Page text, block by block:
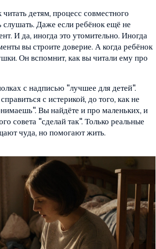
читать детям, процесс совместного
слушать. Даже если ребёнок ещё не
И да, иногда это утомительно. Иногда
вы строите доверие. А когда ребёнок
Он вспомнит, как вы читали ему про
с надписью "лучшее для детей".
с истерикой, до того, как не
Вы найдёте и про маленьких, и
совета "сделай так". Только реальные
чуда, но помогают жить.